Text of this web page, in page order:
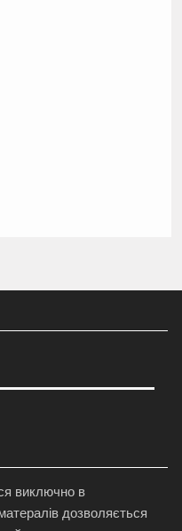
виключно в
дозволяється